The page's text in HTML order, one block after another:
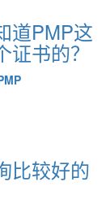
道PMP这
书的？
比较好的